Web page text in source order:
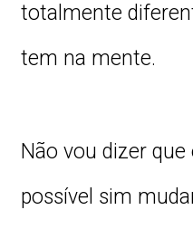
totalmente
tem na mente.
Não vou dizer que
possível sim